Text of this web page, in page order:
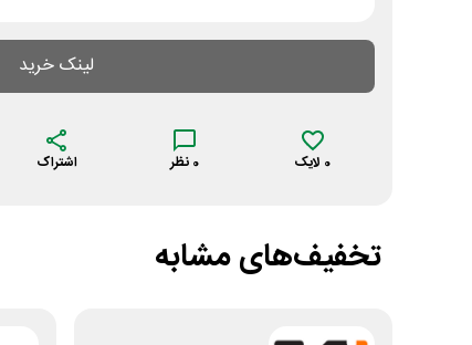
لینک خرید
0 لایک 0 نظر اشتراک
تخفیف‌های مشابه